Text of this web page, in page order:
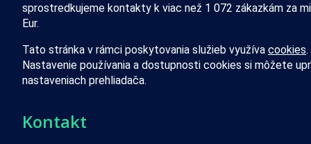
sprostredkujeme kontakty k viac než 1 072 zákazkám za
Eur.
Tato stránka v rámci poskytovania služieb využíva cookies.
Nastavenie používania a dostupnosti cookies si môžete
nastaveniach prehliadača.
Kontakt